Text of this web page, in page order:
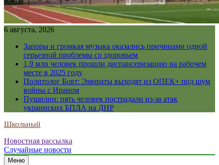
6 августа, 2026
Запоры и громкая музыка оказались причинами одной
серьезной проблемы со здоровьем
1,9 млн человек прошли диспансеризацию на рабочем
месте в 2025 году
Политолог Бовт: Эмираты выходят из ОПЕК+ под шум
войны с Ираном
Пушилин: пять человек пострадали из-за атак
украинских БПЛА на ДНР
Школьный
Новостная рассылка
Случайные новости
Меню